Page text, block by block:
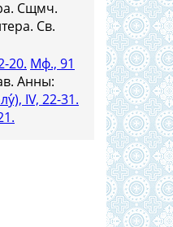
Сщмч.
Св.
20. Мф., 91
Анны:
IV, 22-31.